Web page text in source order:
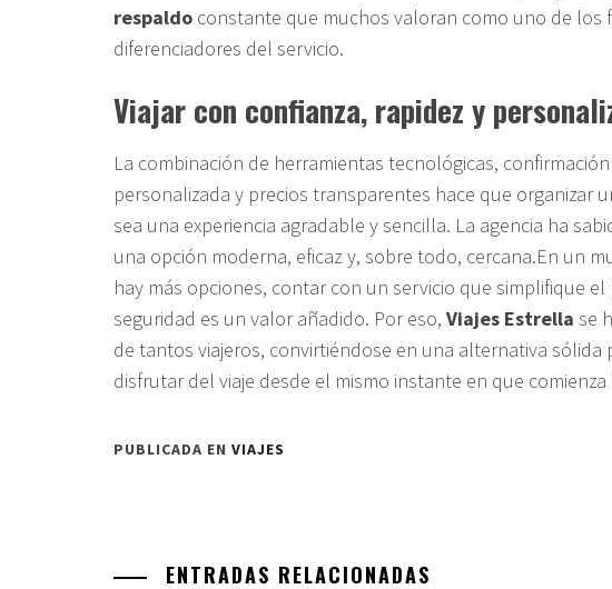
respaldo constante que muchos valoran como uno de los
diferenciadores del servicio.
Viajar con confianza, rapidez y
La combinación de herramientas tecnológicas,
personalizada y precios transparentes hace que organizar
sea una experiencia agradable y sencilla. La agencia ha
una opción moderna, eficaz y, sobre todo, cercana.En un
hay más opciones, contar con un servicio que simplifique
seguridad es un valor añadido. Por eso, Viajes Estrella se
de tantos viajeros, convirtiéndose en una alternativa sólida
disfrutar del viaje desde el mismo instante en que
PUBLICADA EN VIAJES
ENTRADAS RELACIONADAS